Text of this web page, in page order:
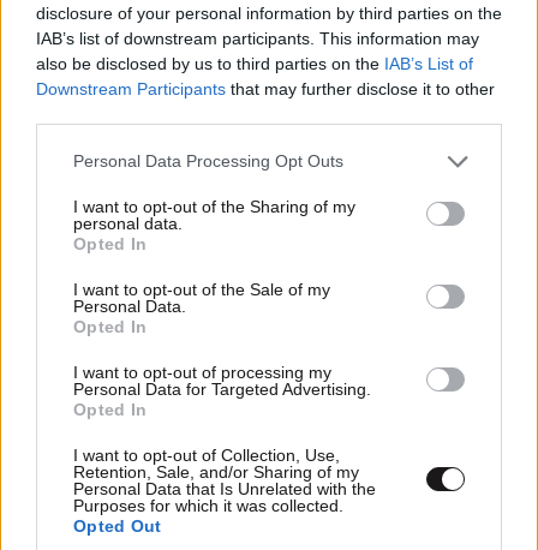
disclosure of your personal information by third parties on the
IAB’s list of downstream participants. This information may
also be disclosed by us to third parties on the IAB’s List of
Downstream Participants that may further disclose it to other
Please note that this website/app uses one or more Google
not limited to your visit or usage behaviour. You may click to
grant or deny consent to Google and its third-party tags to
use your data for below specified purposes in below Google
consent section.
Personal Data Processing Opt Outs
I want to opt-out of the Sharing of my
personal data.
Opted In
I want to opt-out of the Sale of my
Personal Data.
Opted In
I want to opt-out of processing my
Personal Data for Targeted Advertising.
Opted In
I want to opt-out of Collection, Use,
Retention, Sale, and/or Sharing of my
Personal Data that Is Unrelated with the
Purposes for which it was collected.
Opted Out
TRENDING